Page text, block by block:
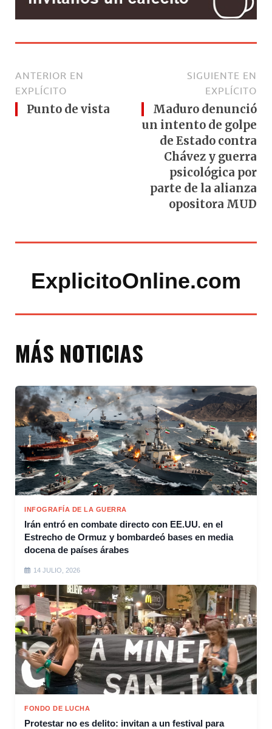
ANTERIOR EN
EXPLÍCITO
Punto de vista
SIGUIENTE EN
EXPLÍCITO
Maduro denunció
un intento de golpe
de Estado contra
Chávez y guerra
psicológica por
parte de la alianza
opositora MUD
ExplicitoOnline.com
MÁS NOTICIAS
INFOGRAFÍA DE LA GUERRA
Irán entró en combate directo con EE.UU. en el
Estrecho de Ormuz y bombardeó bases en media
docena de países árabes
14 JULIO, 2026
FONDO DE LUCHA
Protestar no es delito: invitan a un festival para